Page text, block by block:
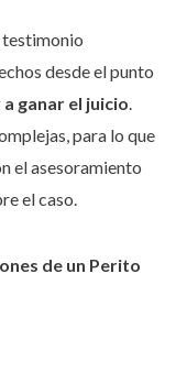
testimonio
desde el punto
ganar el juicio.
para lo que
el asesoramiento
el caso.
de un Perito